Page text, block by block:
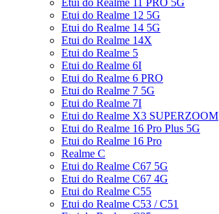
Etui do Realme 11 PRO 5G
Etui do Realme 12 5G
Etui do Realme 14 5G
Etui do Realme 14X
Etui do Realme 5
Etui do Realme 6I
Etui do Realme 6 PRO
Etui do Realme 7 5G
Etui do Realme 7I
Etui do Realme X3 SUPERZOOM
Etui do Realme 16 Pro Plus 5G
Etui do Realme 16 Pro
Realme C
Etui do Realme C67 5G
Etui do Realme C67 4G
Etui do Realme C55
Etui do Realme C53 / C51